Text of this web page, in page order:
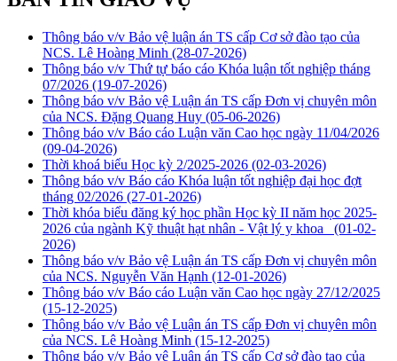
Thông báo v/v Bảo vệ luận án TS cấp Cơ sở đào tạo của
NCS. Lê Hoàng Minh (28-07-2026)
Thông báo v/v Thứ tự báo cáo Khóa luận tốt nghiệp tháng
07/2026 (19-07-2026)
Thông báo v/v Bảo vệ Luận án TS cấp Đơn vị chuyên môn
của NCS. Đặng Quang Huy (05-06-2026)
Thông báo v/v Báo cáo Luận văn Cao học ngày 11/04/2026
(09-04-2026)
Thời khoá biểu Học kỳ 2/2025-2026 (02-03-2026)
Thông báo v/v Báo cáo Khóa luận tốt nghiệp đại học đợt
tháng 02/2026 (27-01-2026)
Thời khóa biểu đăng ký học phần Học kỳ II năm học 2025-
2026 của ngành Kỹ thuật hạt nhân - Vật lý y khoa (01-02-
2026)
Thông báo v/v Bảo vệ Luận án TS cấp Đơn vị chuyên môn
của NCS. Nguyễn Văn Hạnh (12-01-2026)
Thông báo v/v Báo cáo Luận văn Cao học ngày 27/12/2025
(15-12-2025)
Thông báo v/v Bảo vệ Luận án TS cấp Đơn vị chuyên môn
của NCS. Lê Hoàng Minh (15-12-2025)
Thông báo v/v Bảo vệ Luận án TS cấp Cơ sở đào tạo của